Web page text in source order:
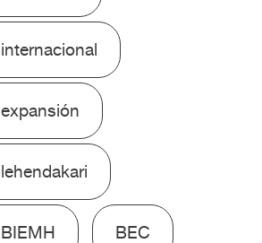
internacional
expansión
lehendakari
BIEMH BEC